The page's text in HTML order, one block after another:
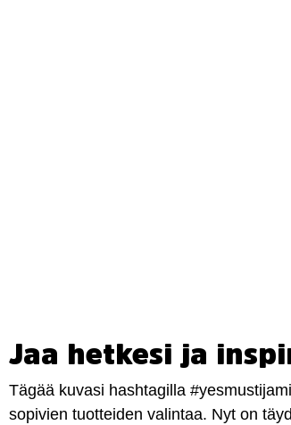
Jaa hetkesi ja
Tägää kuvasi hashtagilla
sopivien tuotteiden valintaa. Nyt on